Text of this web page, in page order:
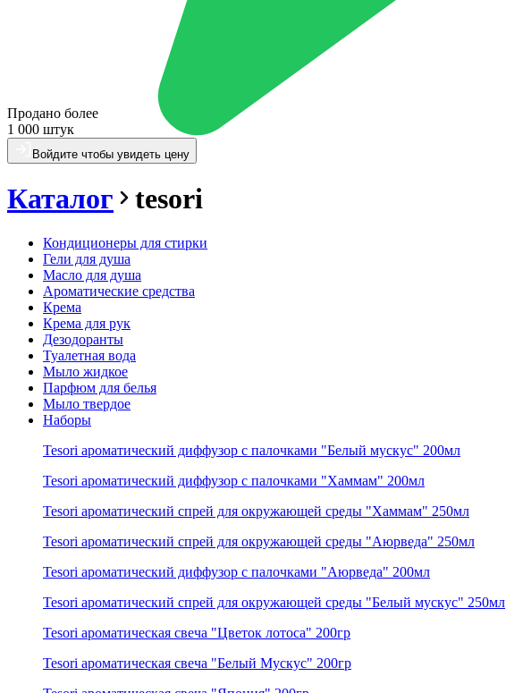
Продано более
1 000 штук
Войдите чтобы увидеть цену
Каталог tesori
Кондиционеры для стирки
Гели для душа
Масло для душа
Ароматические средства
Крема
Крема для рук
Дезодоранты
Туалетная вода
Мыло жидкое
Парфюм для белья
Мыло твердое
Наборы
Tesori ароматический диффузор с палочками "Белый мускус" 200мл
Tesori ароматический диффузор с палочками "Хаммам" 200мл
Tesori ароматический спрей для окружающей среды "Хаммам" 250мл
Tesori ароматический спрей для окружающей среды "Аюрведа" 250мл
Tesori ароматический диффузор с палочками "Аюрведа" 200мл
Tesori ароматический спрей для окружающей среды "Белый мускус" 250мл
Tesori ароматическая свеча "Цветок лотоса" 200гр
Tesori ароматическая свеча "Белый Мускус" 200гр